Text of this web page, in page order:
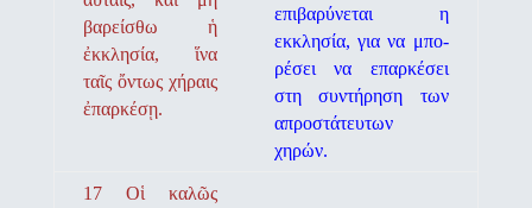
βαρείσθω ἡ
ἐκκλησία, ἵνα
ταῖς ὄντως χήραις
ἐπαρκέσῃ.
επιβαρύνεται η
εκκλησία, για να μπο­
ρέσει να επαρκέσει
στη συντήρηση των
απροστάτευτων
χηρών.
17 Οἱ καλῶς